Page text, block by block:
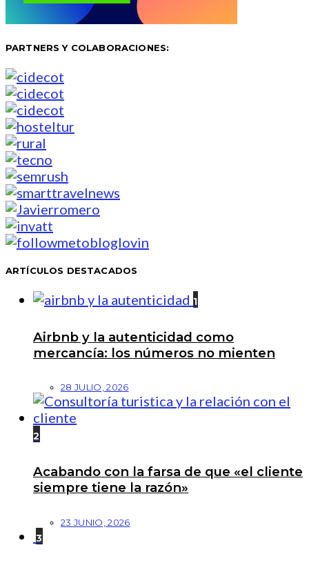
PARTNERS Y COLABORACIONES:
ARTÍCULOS DESTACADOS
1
Airbnb y la autenticidad como
mercancía: los números no mienten
28 JULIO, 2026
2
Acabando con la farsa de que «el cliente
siempre tiene la razón»
23 JUNIO, 2026
3